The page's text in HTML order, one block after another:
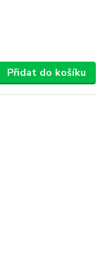
Přidat do košíku